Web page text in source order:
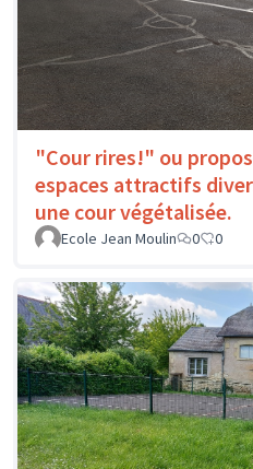
"Cour rires!" ou
espaces attractifs
une cour végétalisée.
Ecole Jean Moulin 0 0